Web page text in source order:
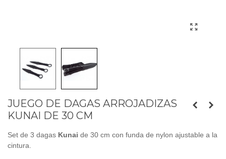
JUEGO DE DAGAS ARROJADIZAS
KUNAI DE 30 CM
Set de 3 dagas Kunai de 30 cm con funda de nylon ajustable a la
cintura.